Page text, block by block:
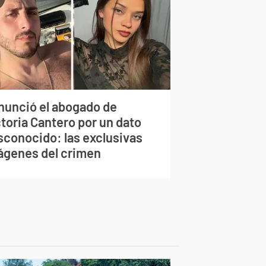
el abogado de
Cantero por un dato
las exclusivas
del crimen